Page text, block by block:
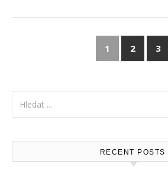
1 2 3
RECENT POSTS